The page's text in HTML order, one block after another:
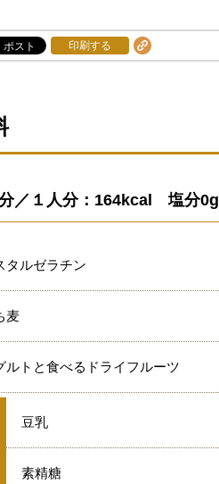
印刷する
／１人分：164kcal 塩分0g
タルゼラチン
麦
ルトと食べるドライフルーツ
ープ
★
豆乳
★
素精糖